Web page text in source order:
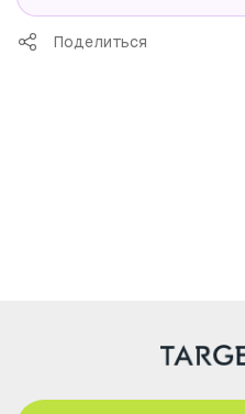
Поделиться